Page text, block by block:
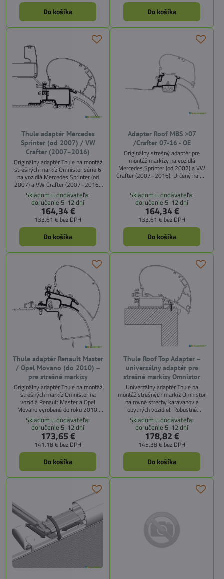
Do košíka Do košíka
Thule adaptér Mercedes
Sprinter (od 2007) / VW
Crafter (2007–2016)
Originálny adaptér Thule na montáž
strešných markíz Omnistor série 6
na vozidlá Mercedes Sprinter (od
2007) a VW Crafter (2007–2016).
Robustné prevedenie, jednoduchá
inštalácia.
Skladom u dodávateľa:
doručenie 5-12 dní
164,34 €
133,61 € bez DPH
Do košíka
Adapter Roof MBS >07
/Crafter 07-16 - OE
Originálny strešný adaptér pre
montáž markízy na vozidlá
Mercedes Sprinter (od 2007) a VW
Crafter (2007–2016). Určený na OE
Skladom u dodávateľa:
doručenie 5-12 dní
164,34 €
133,61 € bez DPH
Do košíka
Thule adaptér Renault Master
/ Opel Movano (do 2010) –
pre strešné markízy
Originálny adaptér Thule na montáž
strešných markíz Omnistor na
vozidlá Renault Master a Opel
Movano vyrobené do roku 2010.
Robustné prevedenie, jednoduchá
inštalácia.
Skladom u dodávateľa:
doručenie 5-12 dní
173,65 €
141,18 € bez DPH
Do košíka
Thule Roof Top Adapter –
univerzálny adaptér pre
strešné markízy Omnistor
Univerzálny adaptér Thule na
montáž strešných markíz Omnistor
na rovné strechy karavanov a
obytných vozidiel. Robustné
prevedenie, jednoduchá inštalácia.
Skladom u dodávateľa:
doručenie 5-12 dní
178,82 €
145,38 € bez DPH
Do košíka